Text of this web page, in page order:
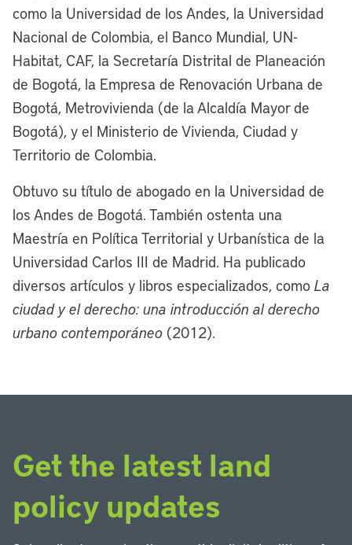
como la Universidad de los Andes, la Universidad
Nacional de Colombia, el Banco Mundial, UN-
Habitat, CAF, la Secretaría Distrital de Planeación
de Bogotá, la Empresa de Renovación Urbana de
Bogotá, Metrovivienda (de la Alcaldía Mayor de
Bogotá), y el Ministerio de Vivienda, Ciudad y
Territorio de Colombia.
Obtuvo su título de abogado en la Universidad de
los Andes de Bogotá. También ostenta una
Maestría en Política Territorial y Urbanística de la
Universidad Carlos III de Madrid. Ha publicado
diversos artículos y libros especializados, como La
ciudad y el derecho: una introducción al derecho
urbano contemporáneo (2012).
Get the latest land
policy updates